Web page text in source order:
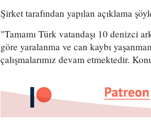
Şirket tarafından yapılan açıklama
"Tamamı Türk vatandaşı 10 denizci
göre yaralanma ve can kaybı
çalışmalarımız devam etmektedir.